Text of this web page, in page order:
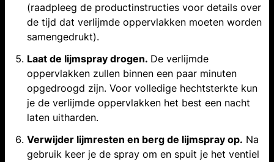
(raadpleeg de productinstructies voor details over
de tijd dat verlijmde oppervlakken moeten worden
samengedrukt).
Laat de lijmspray drogen. De verlijmde
oppervlakken zullen binnen een paar minuten
opgedroogd zijn. Voor volledige hechtsterkte kun
je de verlijmde oppervlakken het best een nacht
laten uitharden.
Verwijder lijmresten en berg de lijmspray op. Na
gebruik keer je de spray om en spuit je het ventiel